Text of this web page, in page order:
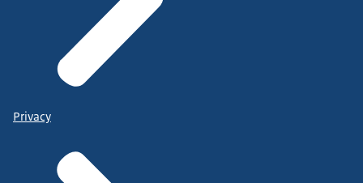
Privacy